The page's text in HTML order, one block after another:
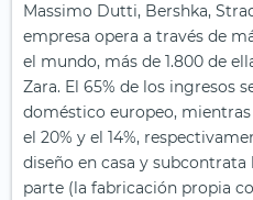
Massimo Dutti, Bershka,
empresa opera a través de
el mundo, más de 1.800 de
Zara. El 65% de los ingresos
doméstico europeo,
el 20% y el 14%,
diseño en casa y
parte (la fabricación propia